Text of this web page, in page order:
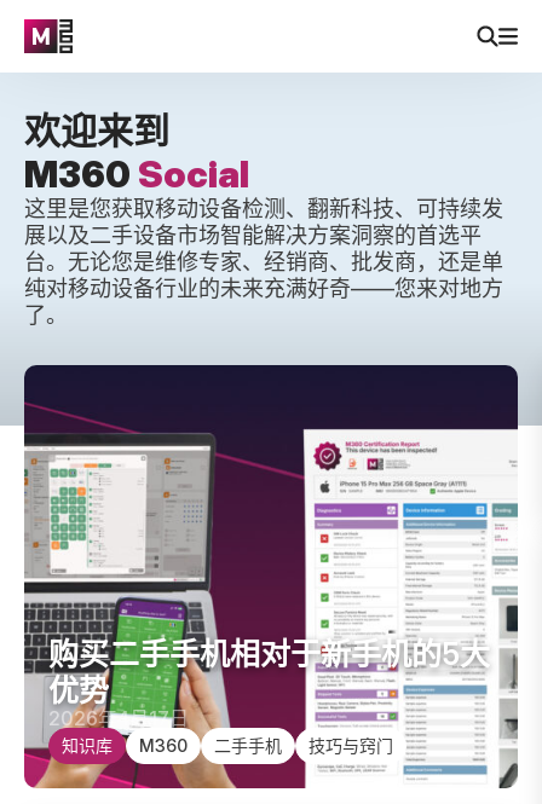
欢迎来到
M360 Social
这里是您获取移动设备检测、翻新科技、可持续发
展以及二手设备市场智能解决方案洞察的首选平
台。无论您是维修专家、经销商、批发商，还是单
纯对移动设备行业的未来充满好奇——您来对地方
了。
购买二手手机相对于新手机的5大优势
购买二手手机相对于新手机的5大优势
购买二手手机相对于新手机的5大
优势
2026年4月17日
知识库 M360 二手手机 技巧与窍门